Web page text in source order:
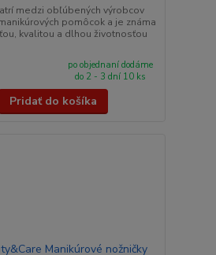
medzi obľúbených výrobcov
pomôcok a je známa
kvalitou a dlhou životnosťou
po objednaní dodáme
do 2 - 3 dní 10 ks
Pridať do košíka